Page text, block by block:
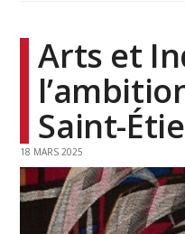
Arts et
Saint-
18 MARS 2025